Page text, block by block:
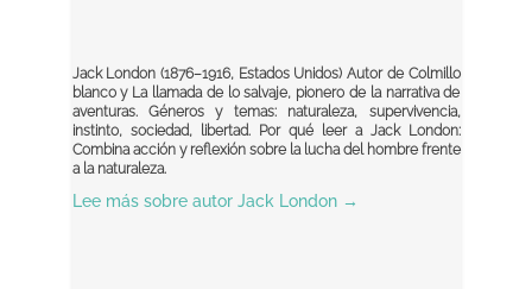
Jack London (1876–1916, Estados Unidos) Autor de Colmillo
blanco y La llamada de lo salvaje, pionero de la narrativa de
aventuras. Géneros y temas: naturaleza, supervivencia,
instinto, sociedad, libertad. Por qué leer a Jack London:
Combina acción y reflexión sobre la lucha del hombre frente
a la naturaleza.
Lee más sobre autor Jack London→